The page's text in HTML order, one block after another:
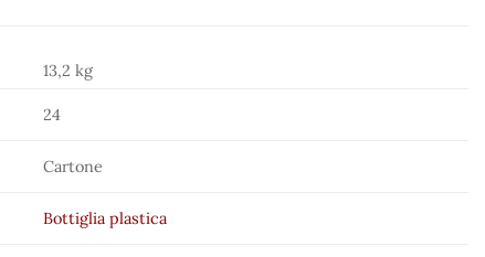
13,2 kg
24
Cartone
Bottiglia plastica